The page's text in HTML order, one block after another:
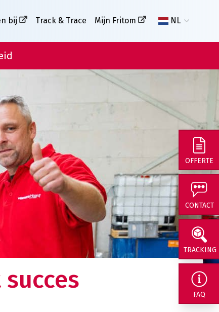
bij Track & Trace Mijn Fritom NL
naar ons
OFFERTE
CONTACT
TRACKING
FAQ